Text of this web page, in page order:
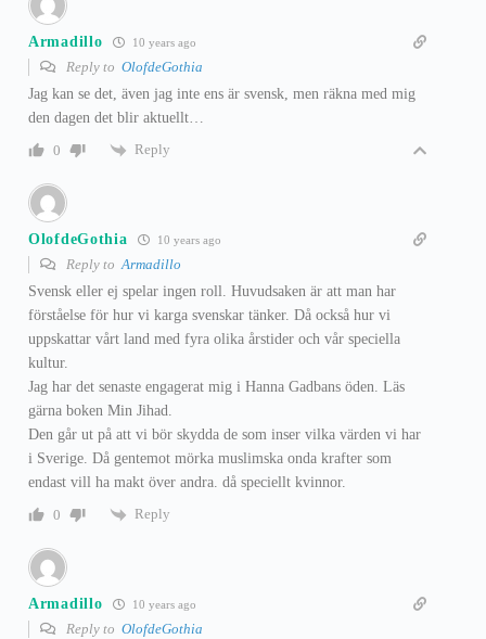
Armadillo 10 years ago
Reply to OlofdeGothia
Jag kan se det, även jag inte ens är svensk, men räkna med mig
den dagen det blir aktuellt…
0
Reply
OlofdeGothia 10 years ago
Reply toArmadillo
Svensk eller ej spelar ingen roll. Huvudsaken är att man har
förståelse för hur vi karga svenskar tänker. Då också hur vi
uppskattar vårt land med fyra olika årstider och vår speciella
kultur.
Jag har det senaste engagerat mig i Hanna Gadbans öden. Läs
gärna boken Min Jihad.
Den går ut på att vi bör skydda de som inser vilka värden vi har
i Sverige. Då gentemot mörka muslimska onda krafter som
endast vill ha makt över andra. då speciellt kvinnor.
0
Reply
Armadillo 10 years ago
Reply to OlofdeGothia